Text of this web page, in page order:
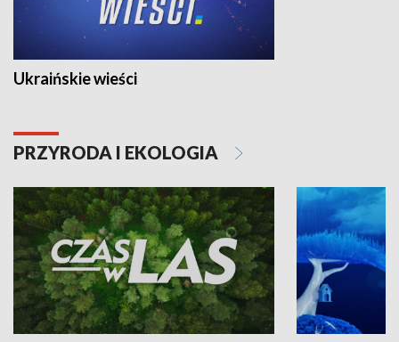
Ukraińskie wieści
PRZYRODA I EKOLOGIA